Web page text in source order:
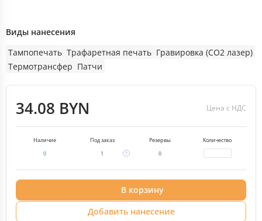
Виды нанесения
Тампопечать Трафаретная печать Гравировка (CO2 лазер)
Термотрансфер Патчи
34.08 BYN Цена с НДС
Наличие Под заказ Резервы
Количество
0
1 0
В корзину
Добавить нанесение